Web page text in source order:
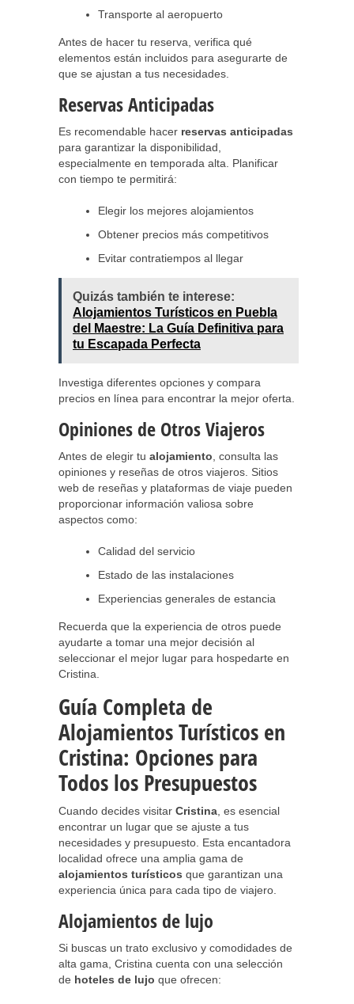
Transporte al aeropuerto
Antes de hacer tu reserva, verifica qué
elementos están incluidos para asegurarte de
que se ajustan a tus necesidades.
Reservas Anticipadas
Es recomendable hacer reservas anticipadas
para garantizar la disponibilidad,
especialmente en temporada alta. Planificar
con tiempo te permitirá:
Elegir los mejores alojamientos
Obtener precios más competitivos
Evitar contratiempos al llegar
Quizás también te interese:
Alojamientos Turísticos en Puebla
del Maestre: La Guía Definitiva para
tu Escapada Perfecta
Investiga diferentes opciones y compara
precios en línea para encontrar la mejor oferta.
Opiniones de Otros Viajeros
Antes de elegir tu alojamiento , consulta las
opiniones y reseñas de otros viajeros. Sitios
web de reseñas y plataformas de viaje pueden
proporcionar información valiosa sobre
aspectos como:
Calidad del servicio
Estado de las instalaciones
Experiencias generales de estancia
Recuerda que la experiencia de otros puede
ayudarte a tomar una mejor decisión al
seleccionar el mejor lugar para hospedarte en
Cristina.
Guía Completa de
Alojamientos Turísticos en
Cristina: Opciones para
Todos los Presupuestos
Cuando decides visitar Cristina , es esencial
encontrar un lugar que se ajuste a tus
necesidades y presupuesto. Esta encantadora
localidad ofrece una amplia gama de
alojamientos turísticos que garantizan una
experiencia única para cada tipo de viajero.
Alojamientos de lujo
Si buscas un trato exclusivo y comodidades de
alta gama, Cristina cuenta con una selección
de hoteles de lujo que ofrecen: